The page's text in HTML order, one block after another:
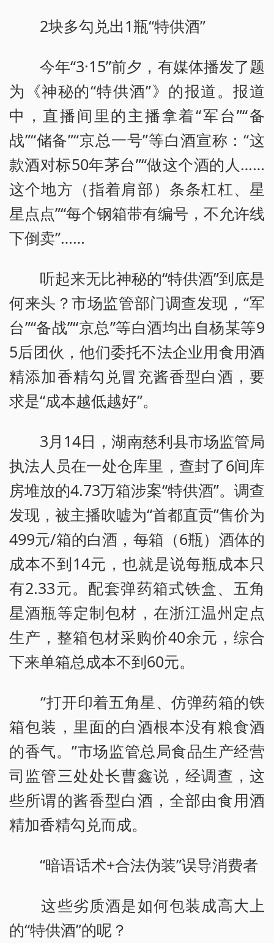
2块多勾兑出1瓶“特供酒”
今年“3·15”前夕，有媒体播发了题
为《神秘的“特供酒”》的报道。报道
中，直播间里的主播拿着“军台”“备
战”“储备”“京总一号”等白酒宣称：“这
款酒对标50年茅台”“做这个酒的人……
这个地方（指着肩部）条条杠杠、星
星点点”“每个钢箱带有编号，不允许线
下倒卖”……
听起来无比神秘的“特供酒”到底是
何来头？市场监管部门调查发现，“军
台”“备战”“京总”等白酒均出自杨某等9
5后团伙，他们委托不法企业用食用酒
精添加香精勾兑冒充酱香型白酒，要
求是“成本越低越好”。
3月14日，湖南慈利县市场监管局
执法人员在一处仓库里，查封了6间库
房堆放的4.73万箱涉案“特供酒”。调查
发现，被主播吹嘘为“首都直贡”售价为
499元/箱的白酒，每箱（6瓶）酒体的
成本不到14元，也就是说每瓶成本只
有2.33元。配套弹药箱式铁盒、五角
星酒瓶等定制包材，在浙江温州定点
生产，整箱包材采购价40余元，综合
下来单箱总成本不到60元。
“打开印着五角星、仿弹药箱的铁
箱包装，里面的白酒根本没有粮食酒
的香气。”市场监管总局食品生产经营
司监管三处处长曹鑫说，经调查，这
些所谓的酱香型白酒，全部由食用酒
精加香精勾兑而成。
“暗语话术+合法伪装”误导消费者
这些劣质酒是如何包装成高大上
的“特供酒”的呢？